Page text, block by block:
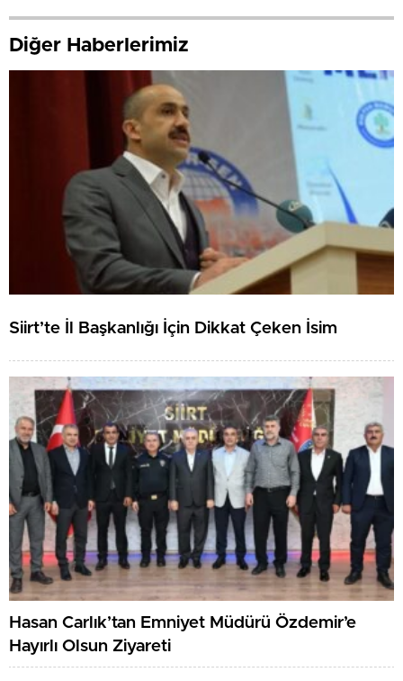
Diğer Haberlerimiz
Siirt’te İl Başkanlığı İçin Dikkat Çeken İsim
Hasan Carlık’tan Emniyet Müdürü Özdemir’e
Hayırlı Olsun Ziyareti